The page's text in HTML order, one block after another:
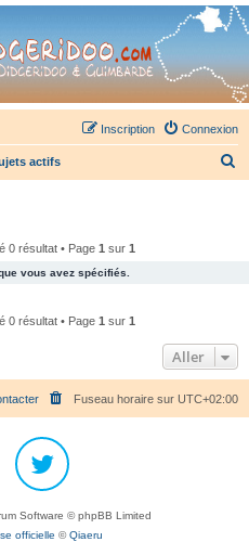
- retrouvez la communauté.
Connexion
Inscription
actifs
h
e
r
0 résultat • Page 1 sur 1
vous avez spécifiés.
0 résultat • Page 1 sur 1
Aller
Fuseau horaire sur UTC+02:00
Software © phpBB Limited
officielle ©Qiaeru